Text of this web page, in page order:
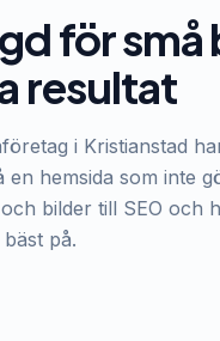
för
resultat
i Kristianstad
en hemsida som inte
bilder till SEO och
på.